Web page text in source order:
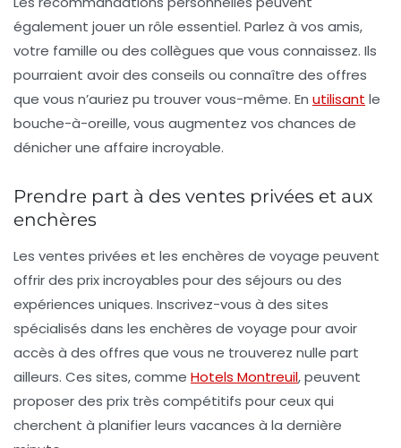
également jouer un rôle essentiel. Parlez à vos amis,
votre famille ou des collègues que vous connaissez. Ils
pourraient avoir des conseils ou connaître des offres
que vous n’auriez pu trouver vous-même. En utilisant le
bouche-à-oreille, vous augmentez vos chances de
dénicher une affaire incroyable.
Prendre part à des ventes privées et aux
enchères
Les ventes privées et les enchères de voyage peuvent
offrir des prix incroyables pour des séjours ou des
expériences uniques. Inscrivez-vous à des sites
spécialisés dans les enchères de voyage pour avoir
accès à des offres que vous ne trouverez nulle part
ailleurs. Ces sites, comme Hotels Montreuil, peuvent
proposer des prix très compétitifs pour ceux qui
cherchent à planifier leurs vacances à la dernière